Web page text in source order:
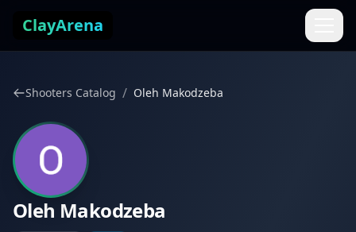
ClayArena
Shooters Catalog / Oleh Makodzeba
Oleh Makodzeba